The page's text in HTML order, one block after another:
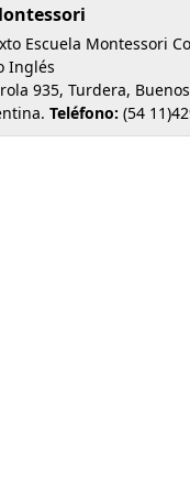
Escuela Montessori
Inglés
935, Turdera,
Teléfono: (54